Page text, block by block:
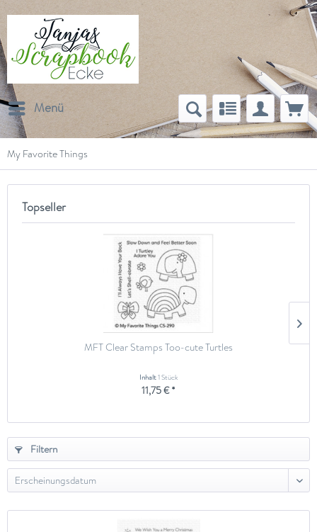
Menü
My Favorite Things
Topseller
MFT Clear Stamps Too-cute Turtles
Inhalt1 Stück
11,75 € *
Filtern